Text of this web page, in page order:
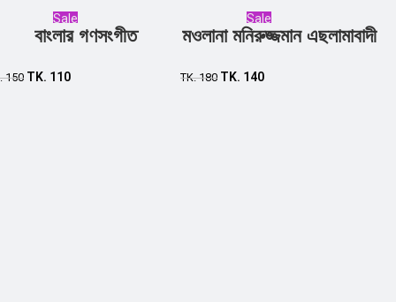
Sale
বাংলার গণসংগীত
150 TK. 110
Sale
মওলানা মনিরুজ্জমান এছলামাবাদী
TK.180 TK. 140